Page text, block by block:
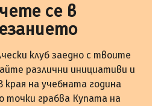
се в
клуб заедно с твоите
различни инициативи и
на учебната година
точки грабва Купата на